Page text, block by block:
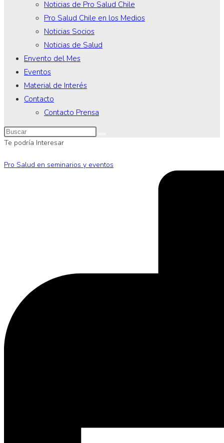
Noticias de Pro Salud Chile
Pro Salud Chile en los Medios
Noticias Socios
Noticias de Salud
Envento del Mes
Eventos
Material de Interés
Contacto
Contacto Prensa
Te podría Interesar
Pro Salud en seminarios y eventos